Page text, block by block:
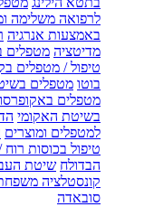
לרפואה משלימה
באמצעות אנרגיה
מדיטציה מטפלים
טיפול / מטפלים
בוטו מטפלים
מטפלים
בשיטת האקומי
למטפלים ומוצרים
טיפול בכוסות
הבדולח שיטת
קונסטלציה
סובאדה